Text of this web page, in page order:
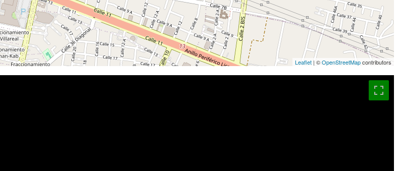
Leaflet | ©OpenStreetMapcontributors